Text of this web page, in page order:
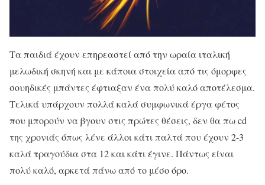
Τα παιδιά έχουν επηρεαστεί από την ωραία ιταλική
μελωδική σκηνή και με κάποια στοιχεία από τις όμορφες
σουηδικές μπάντες έφτιαξαν ένα πολύ καλό αποτέλεσμα.
Τελικά υπάρχουν πολλά καλά συμφωνικά έργα φέτος
που μπορούν να βγουν στις πρώτες θέσεις, δεν θα πω cd
της χρονιάς όπως λένε άλλοι κάτι παλτά που έχουν 2-3
καλά τραγούδια στα 12 και κάτι έγινε. Πάντως είναι
πολύ καλό, αρκετά πάνω από το μέσο όρο.